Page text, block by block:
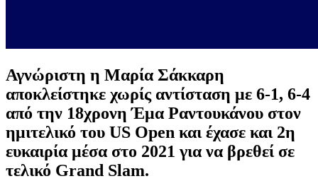
Αγνώριστη η Μαρία Σάκκαρη
αποκλείστηκε χωρίς αντίσταση με 6-1, 6-4
από την 18χρονη Έμα Ραντουκάνου στον
ημιτελικό του US Open και έχασε και 2η
ευκαιρία μέσα στο 2021 για να βρεθεί σε
τελικό Grand Slam.